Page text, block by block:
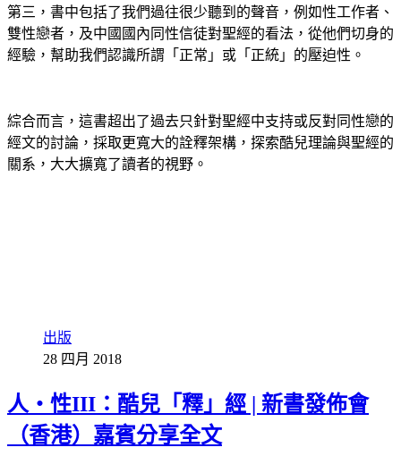
第三，書中包括了我們過往很少聽到的聲音，例如性工作者、
雙性戀者，及中國國內同性信徒對聖經的看法，從他們切身的
經驗，幫助我們認識所謂「正常」或「正統」的壓迫性。
綜合而言，這書超出了過去只針對聖經中支持或反對同性戀的
經文的討論，採取更寬大的詮釋架構，探索酷兒理論與聖經的
關系，大大擴寬了讀者的視野。
出版
28 四月 2018
人・性III：酷兒「釋」經 | 新書發佈會
（香港）嘉賓分享全文